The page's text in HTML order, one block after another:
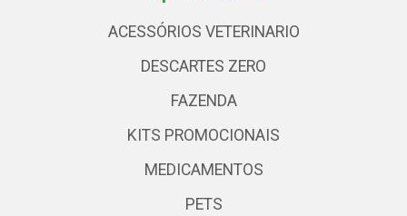
ACESSÓRIOS VETERINARIO
DESCARTES ZERO
FAZENDA
KITS PROMOCIONAIS
MEDICAMENTOS
PETS